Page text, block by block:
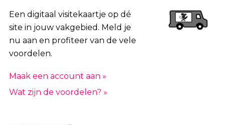
Een digitaal visitekaartje op dé
site in jouw vakgebied. Meld je
nu aan en profiteer van de vele
voordelen.
Maak een account aan »
Wat zijn de voordelen? »